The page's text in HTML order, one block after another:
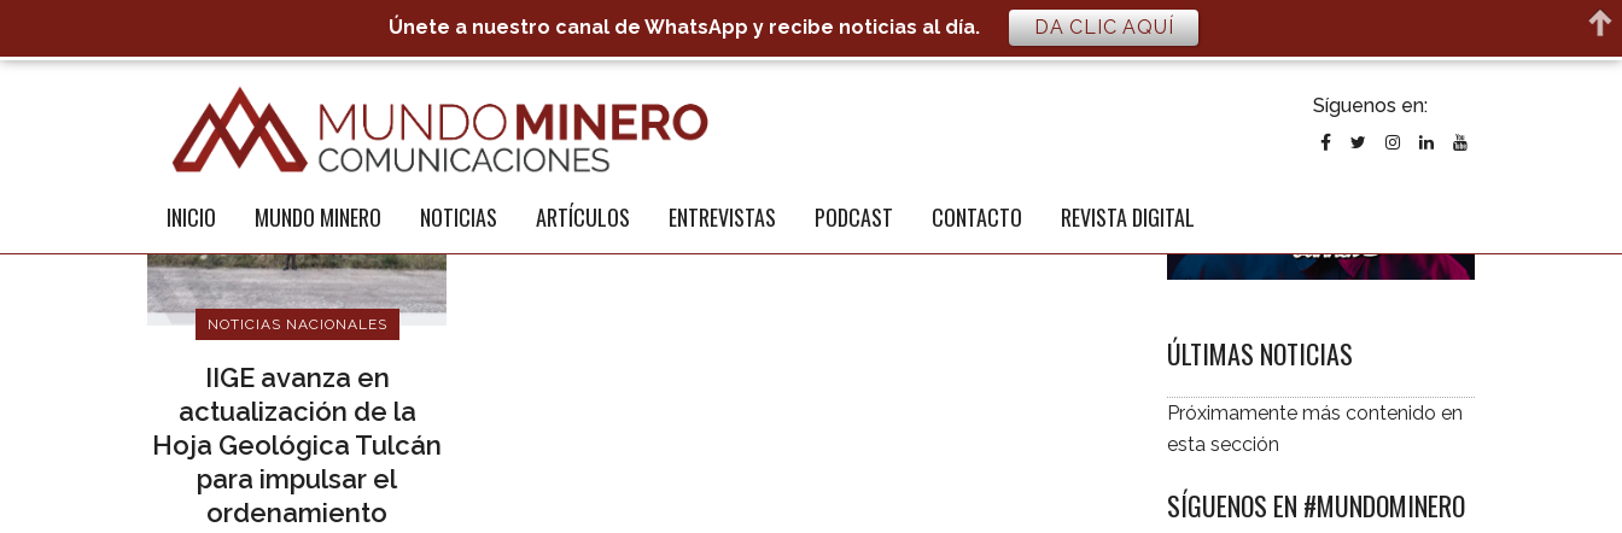
Síguenos en:
INICIO MUNDO MINERO NOTICIAS ARTÍCULOS ENTREVISTAS PODCAST CONTACTO REVISTA DIGITAL
NOTICIAS NACIONALES
IIGE avanza en
actualización de la
Hoja Geológica Tulcán
para impulsar el
ordenamiento
ÚLTIMAS NOTICIAS
Próximamente más contenido en
esta sección
SÍGUENOS EN #MUNDOMINERO
Únete a nuestro canal de WhatsApp y recibe noticias al día. DA CLIC AQUÍ